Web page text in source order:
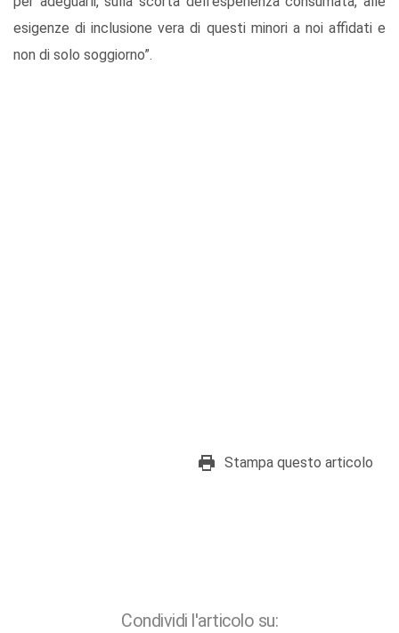
esigenze di inclusione vera di questi minori a noi affidati e
non di solo soggiorno”.
Stampa questo articolo
Condividi l'articolo su: